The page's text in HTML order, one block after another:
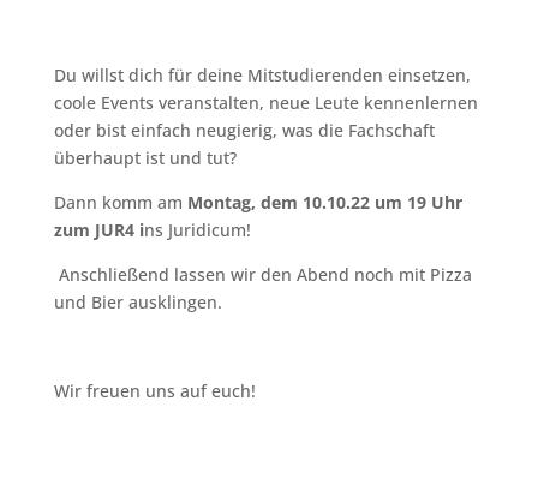
Du willst dich für deine Mitstudierenden einsetzen,
coole Events veranstalten, neue Leute kennenlernen
oder bist einfach neugierig, was die Fachschaft
überhaupt ist und tut?
Dann komm am Montag, dem 10.10.22 um 19 Uhr
zum JUR4 ins Juridicum!
Anschließend lassen wir den Abend noch mit Pizza
und Bier ausklingen.
Wir freuen uns auf euch!